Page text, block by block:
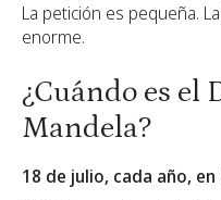
La petición es pequeña.
enorme.
¿Cuándo es el
Mandela?
18 de julio, cada año,